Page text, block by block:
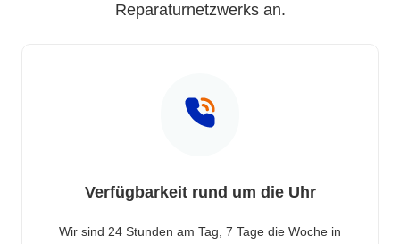
Reparaturnetzwerks an.
Verfügbarkeit rund um die Uhr
Wir sind 24 Stunden am Tag, 7 Tage die Woche in